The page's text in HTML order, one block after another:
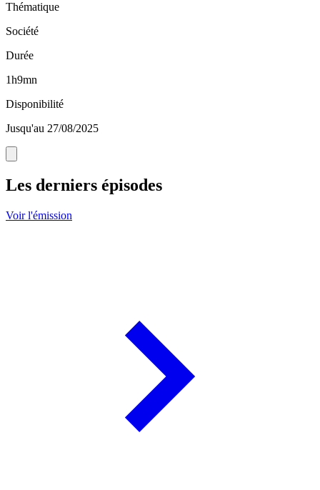
Thématique
Société
Durée
1h9mn
Disponibilité
Jusqu'au 27/08/2025
Les derniers épisodes
Voir l'émission